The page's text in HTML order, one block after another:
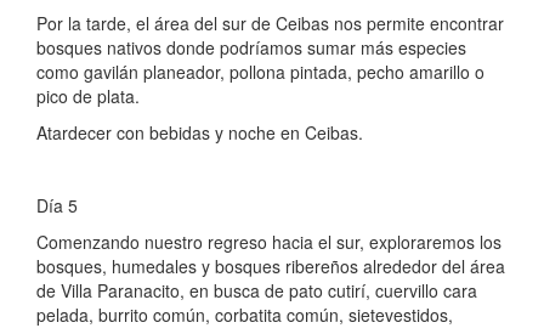
Por la tarde, el área del sur de Ceibas nos permite encontrar
bosques nativos donde podríamos sumar más especies
como gavilán planeador, pollona pintada, pecho amarillo o
pico de plata.
Atardecer con bebidas y noche en Ceibas.
Día 5
Comenzando nuestro regreso hacia el sur, exploraremos los
bosques, humedales y bosques ribereños alrededor del área
de Villa Paranacito, en busca de pato cutirí, cuervillo cara
pelada, burrito común, corbatita común, sietevestidos,